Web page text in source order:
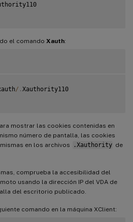
el comando Xauth:
/ . Xauthority110
mostrar las cookies contenidas en
mismo número de pantalla, las cookies
en los archivos
.Xauthority de
comprueba la accesibilidad del
usando la dirección IP del VDA de
del escritorio publicado.
comando en la máquina XClient: